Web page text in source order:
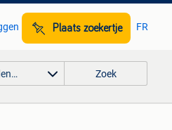
Plaats zoekertje FR
Zoek